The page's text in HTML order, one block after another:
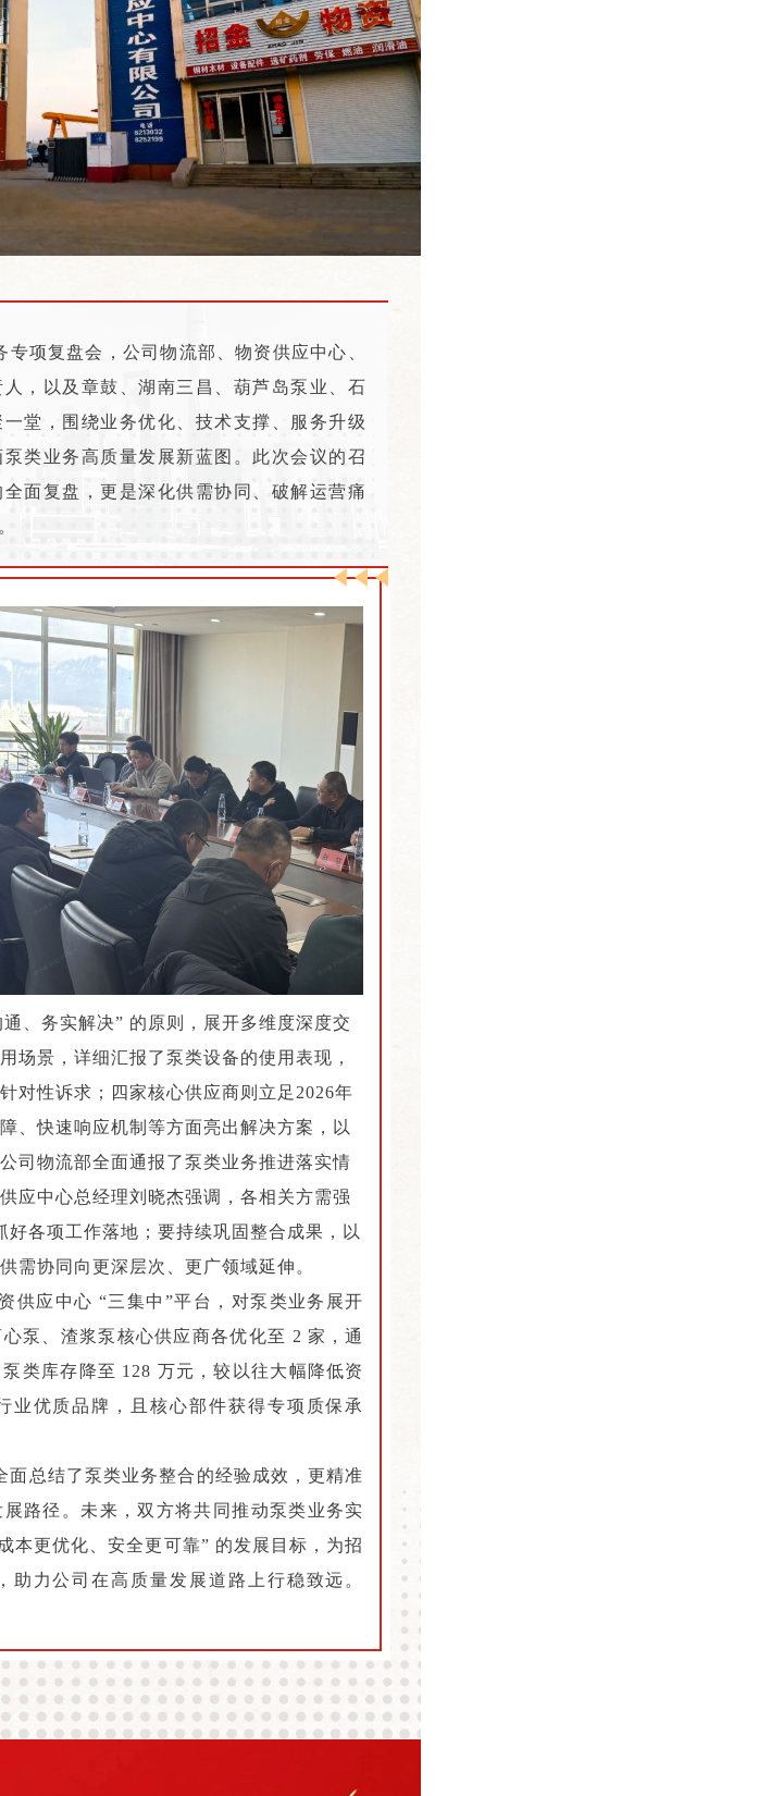
项复盘会，公司物流部、物资供应中心、
，以及章鼓、湖南三昌、葫芦岛泵业、石
堂，围绕业务优化、技术支撑、服务升级
类业务高质量发展新蓝图。此次会议的召
面复盘，更是深化供需协同、破解运营痛
、务实解决” 的原则，展开多维度深度交
场景，详细汇报了泵类设备的使用表现，
对性诉求；四家核心供应商则立足2026年
、快速响应机制等方面亮出解决方案，以
司物流部全面通报了泵类业务推进落实情
应中心总经理刘晓杰强调，各相关方需强
好各项工作落地；要持续巩固整合成果，以
需协同向更深层次、更广领域延伸。
应中心 “三集中”平台，对泵类业务展开
泵、渣浆泵核心供应商各优化至 2 家，通
类库存降至 128 万元，较以往大幅降低资
业优质品牌，且核心部件获得专项质保承
总结了泵类业务整合的经验成效，更精准
路径。未来，双方将共同推动泵类业务实
本更优化、安全更可靠” 的发展目标，为招
助力公司在高质量发展道路上行稳致远。